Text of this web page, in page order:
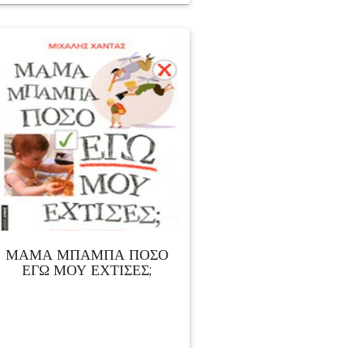
ΜΑΜΑ ΜΠΑΜΠΑ ΠΟΣΟ
ΕΓΩ ΜΟΥ ΕΧΤΙΣΕΣ;